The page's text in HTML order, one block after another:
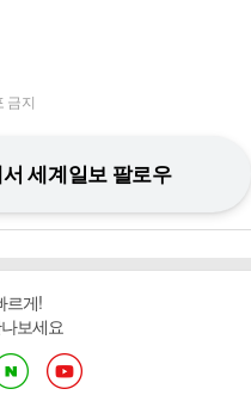
금지
세계일보 팔로우
르게!
보세요